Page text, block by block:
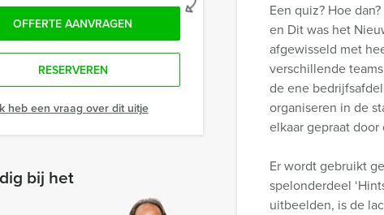
OFFERTE AANVRAGEN
RESERVEREN
heb een vraag over dit uitje
bij het
Een quiz? Hoe
en Dit was het
afgewisseld met
verschillende
de ene
organiseren in de
elkaar gepraat
Er wordt gebruikt
spelonderdeel
uitbeelden, is de